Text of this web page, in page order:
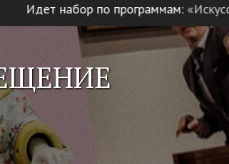
набор по программам: